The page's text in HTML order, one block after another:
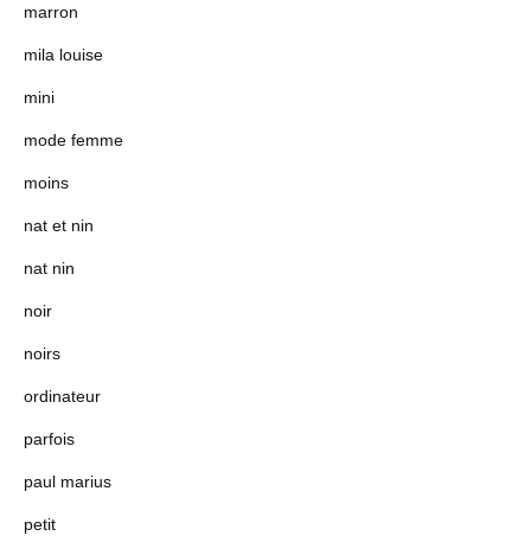
marron
mila louise
mini
mode femme
moins
nat et nin
nat nin
noir
noirs
ordinateur
parfois
paul marius
petit